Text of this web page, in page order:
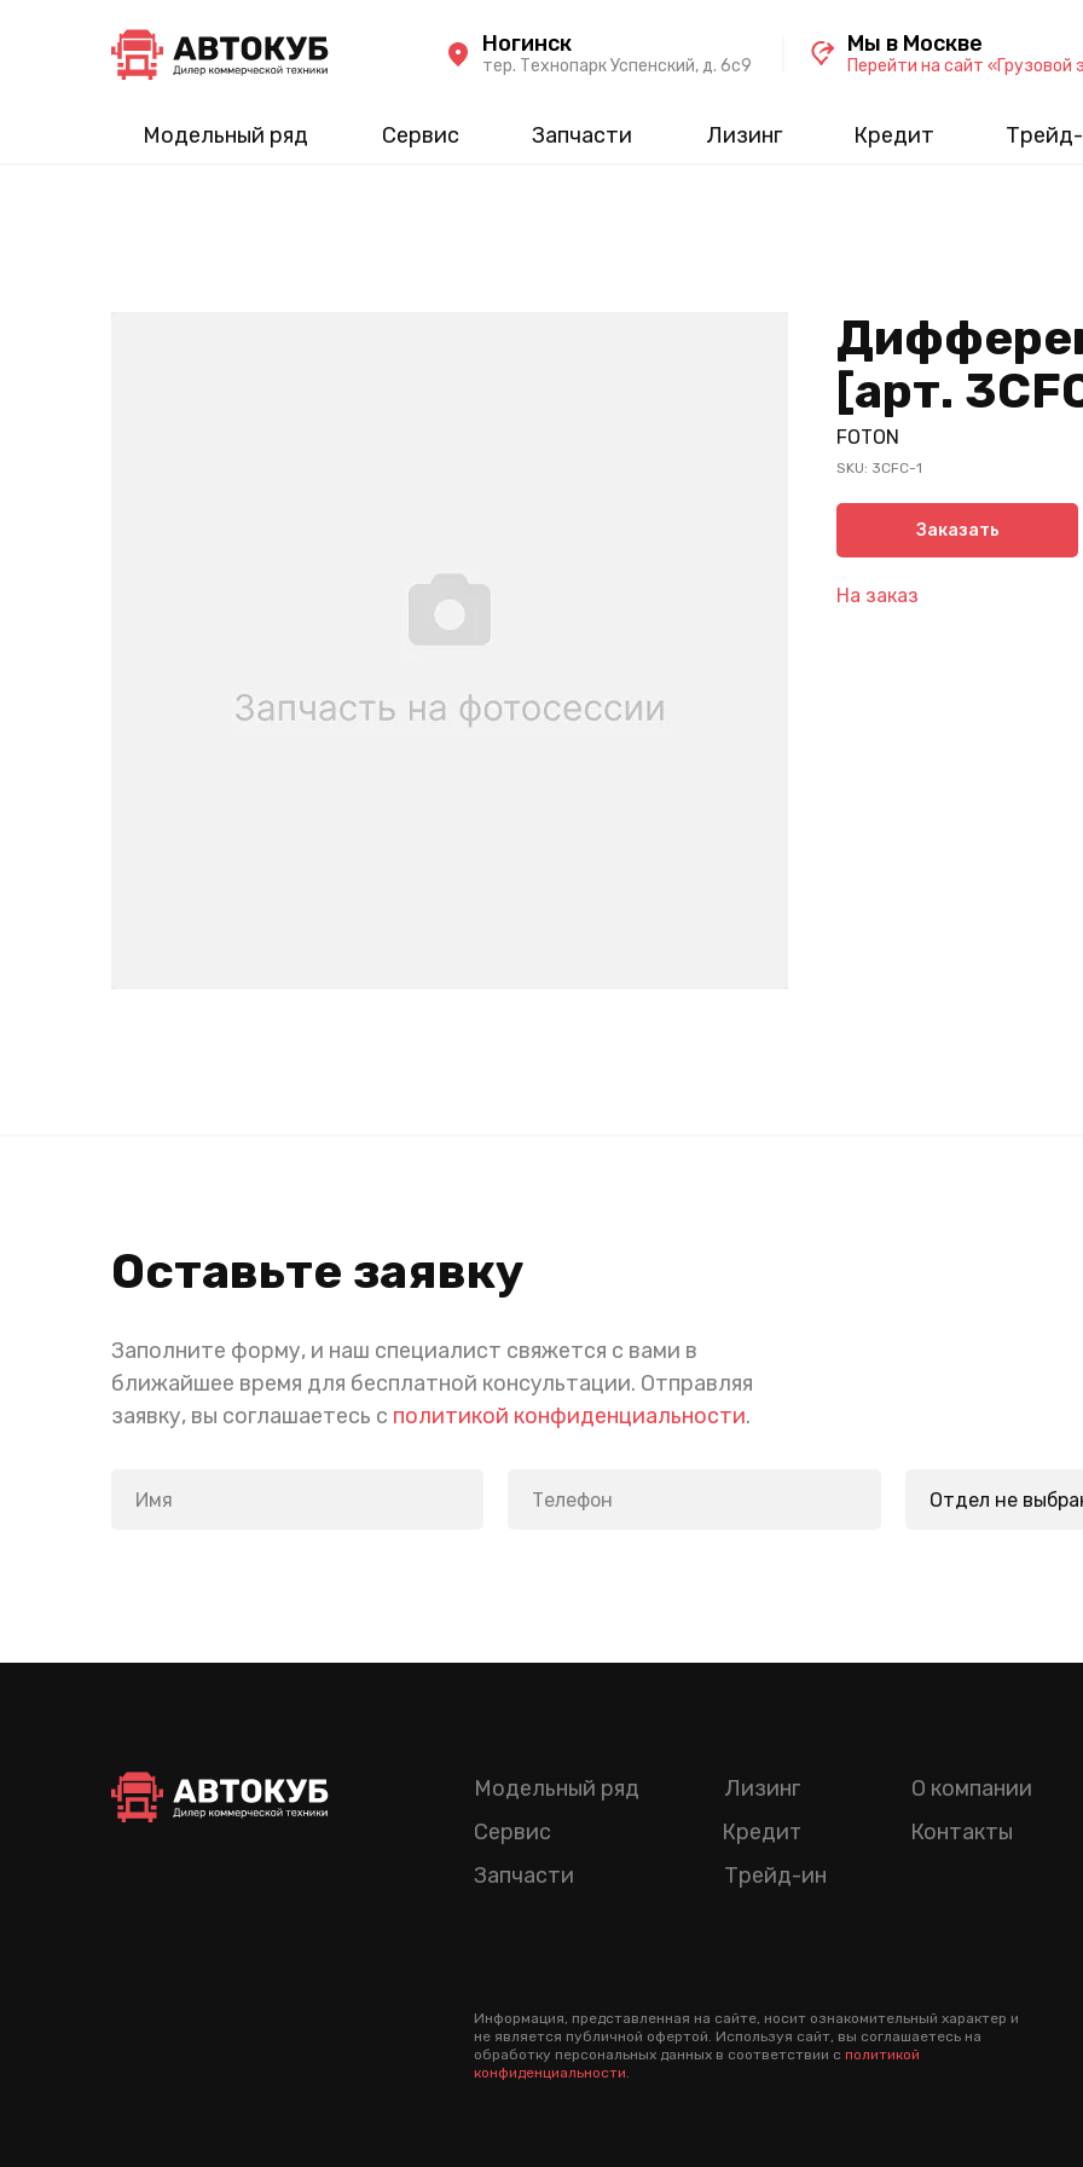
Модельный ряд Сервис Запчасти Лизинг Кредит
тер. Технопарк Успенский, д. 6c9
Ногинск
Перейти на сайт «Грузовой
Мы в Москве
[арт.
FOTON
SKU: 3CFC-1
Заказать
На заказ
Оставьте заявку
Заполните форму, и наш специалист свяжется с вами в
ближайшее время для бесплатной консультации. Отправляя
заявку, вы соглашаетесь с политикой конфиденциальности.
Лизинг
Кредит
Трейд-ин
Модельный ряд
Сервис
Запчасти
О компании
Контакты
Информация, представленная на сайте, носит ознакомительный характер и
не является публичной офертой. Используя сайт, вы соглашаетесь на
обработку персональных данных в соответствии с политикой
конфиденциальности.